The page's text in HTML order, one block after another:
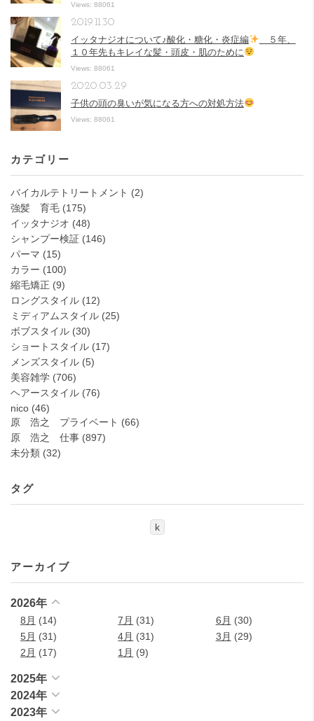
Views: 88061
イッタナジオについて♪酸化・糖化・炎症編
５年、
１０年先もキレイな髪・頭皮・肌のために
2019.11.30
Views: 88061
子供の頭の臭いが気になる方への対処方法
2020.03.29
Views: 88061
カテゴリー
バイカルテトリートメント (2)
強髪 育毛 (175)
イッタナジオ (48)
シャンプー検証 (146)
パーマ (15)
カラー (100)
縮毛矯正 (9)
ロングスタイル (12)
ミディアムスタイル (25)
ボブスタイル (30)
ショートスタイル (17)
メンズスタイル (5)
美容雑学 (706)
ヘアースタイル (76)
nico (46)
原 浩之 プライベート (66)
原 浩之 仕事 (897)
未分類 (32)
タグ
k
アーカイブ
2026年
8月 (14) 7月 (31) 6月 (30)
5月 (31) 4月 (31) 3月 (29)
2月 (17) 1月 (9)
2025年
2024年
2023年